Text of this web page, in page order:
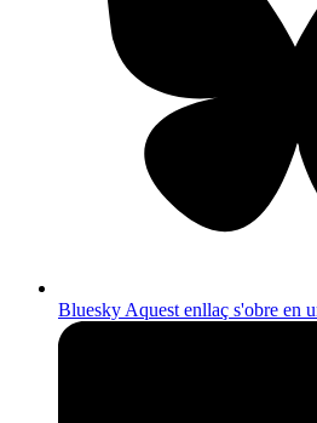
BlueskyAquest enllaç s'obre en